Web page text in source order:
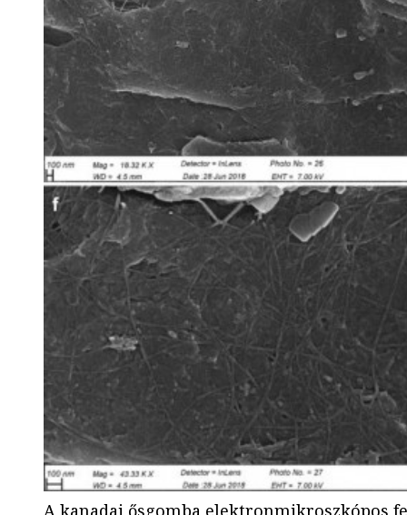
A kanadai ősgomba elektronmikroszkópos